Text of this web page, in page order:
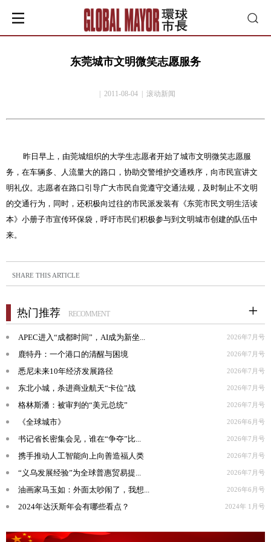
东莞城市文明微笑志愿服务
| 2011-08-04 | 滚动新闻
昨日早上，由莞城组织的大学生志愿者开始了城市文明微笑志愿服
务，在车辆多、人流量大的路口，协助交警维护交通秩序，向市民宣讲文
明礼仪。志愿者在路口引导广大市民自觉遵守交通法规，及时制止不文明
的交通行为，同时，还积极向过往的市民派发装有《东莞市民文明生活读
本》小册子市宣传环保袋，呼吁市民们积极参与到文明城市创建的队伍中
来。
SHARE THIS ARTICLE
热门推荐 RECOMMENT
APEC进入“成都时间”，AI成为新坐... 2026年7月号
鹿特丹：一个港口的清醒与困境 2026年7月号
悉尼未来10年经济发展路径 2026年7月号
东北小城，杀进商业航天“卡位”战 2026年7月号
格林斯潘：被审判的“美元总统” 2026年7月号
《全球城市》 2026年6月号
书记省长密集会见，谁在“争夺”比... 2026年7月号
携手推动人工智能向上向善造福人类 2026年7月号
“义乌发展经验”为全球普惠贸易提... 2026年7月号
油画家马玉如：外面太吵闹了，我想... 2026年6月号
2024年达沃斯年会有哪些看点？ 2024年 1月号